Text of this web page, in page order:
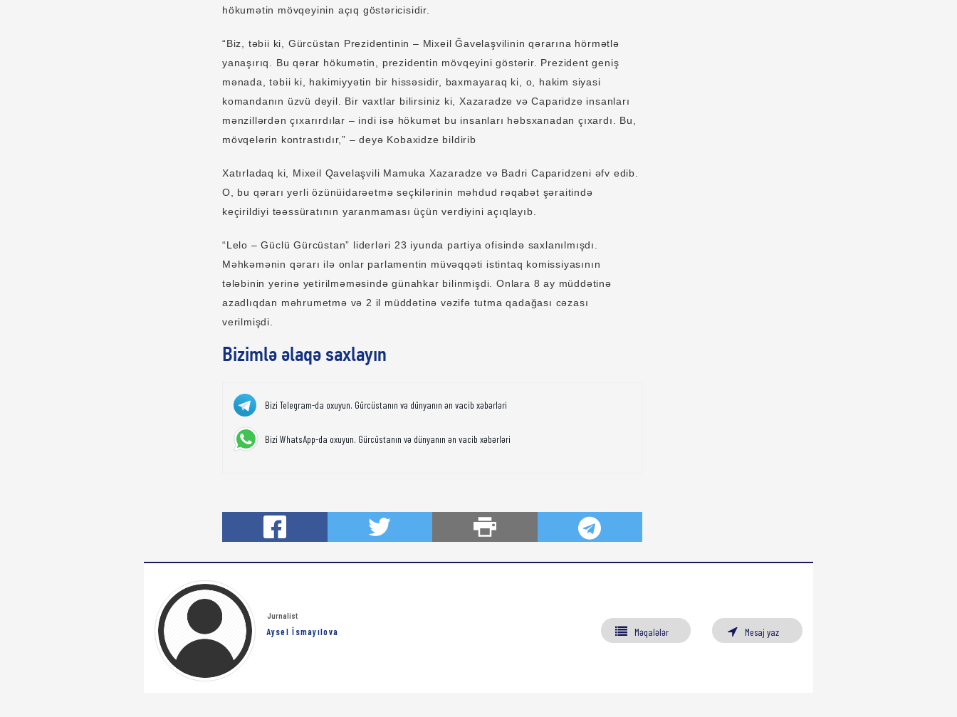
hökumətin mövqeyinin açıq göstəricisidir.
“Biz, təbii ki, Gürcüstan Prezidentinin – Mixeil Ğavelaşvilinin qərarına hörmətlə
yanaşırıq. Bu qərar hökumətin, prezidentin mövqeyini göstərir. Prezident geniş
mənada, təbii ki, hakimiyyətin bir hissəsidir, baxmayaraq ki, o, hakim siyasi
komandanın üzvü deyil. Bir vaxtlar bilirsiniz ki, Xazaradze və Caparidze insanları
mənzillərdən çıxarırdılar – indi isə hökumət bu insanları həbsxanadan çıxardı. Bu,
mövqelərin kontrastıdır,” – deyə Kobaxidze bildirib
Xatırladaq ki, Mixeil Qavelaşvili Mamuka Xazaradze və Badri Caparidzeni əfv edib.
O, bu qərarı yerli özünüidarəetmə seçkilərinin məhdud rəqabət şəraitində
keçirildiyi təəssüratının yaranmaması üçün verdiyini açıqlayıb.
“Lelo – Güclü Gürcüstan” liderləri 23 iyunda partiya ofisində saxlanılmışdı.
Məhkəmənin qərarı ilə onlar parlamentin müvəqqəti istintaq komissiyasının
tələbinin yerinə yetirilməməsində günahkar bilinmişdi. Onlara 8 ay müddətinə
azadlıqdan məhrumetmə və 2 il müddətinə vəzifə tutma qadağası cəzası
verilmişdi.
Bizimlə əlaqə saxlayın
Bizi Telegram-da oxuyun. Gürcüstanın və dünyanın ən vacib xəbərləri
Bizi WhatsApp-da oxuyun. Gürcüstanın və dünyanın ən vacib xəbərləri
Jurnalist
Aysel İsmayılova Məqalələr Mesaj yaz